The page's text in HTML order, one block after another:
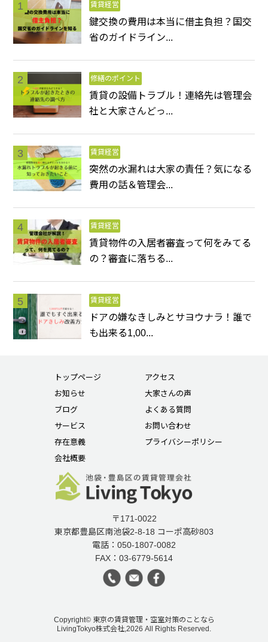
賃貸経営
鍵交換の費用は本当に借主負担？国交
省のガイドライン...
修繕のポイント
賃貸の設備トラブル！連絡先は管理会
社と大家さんどっ...
賃貸経営
突然の水漏れは大家の責任？気になる
費用の話＆管理会...
賃貸経営
賃貸物件の入居者審査って何をみてる
の？審査に落ちる...
賃貸経営
ドアの嫌なきしみとサヨウナラ！誰で
も出来る1,00...
トップページ
お知らせ
ブログ
サービス
存在意義
会社概要
アクセス
大家さんの声
よくある質問
お問い合わせ
プライバシーポリシー
〒171-0022
東京都豊島区南池袋2-8-18 コーポ高砂803
電話：050-1807-0082
FAX：03-6779-5614
Copyright© 東京の賃貸管理・空室対策のことなら
LivingTokyo株式会社,2026 All Rights Reserved.